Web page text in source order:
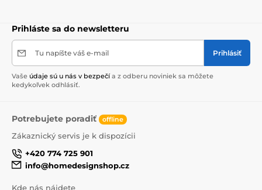
Prihláste sa do newsletteru
Tu napíšte váš e-mail Prihlásiť
Vaše údaje sú u nás v bezpečí a z odberu noviniek sa môžete
kedykoľvek odhlásiť.
Potrebujete poradiť offline
Zákaznický servis je k dispozícii
+420 774 725 901
info@homedesignshop.cz
Kde nás nájdete